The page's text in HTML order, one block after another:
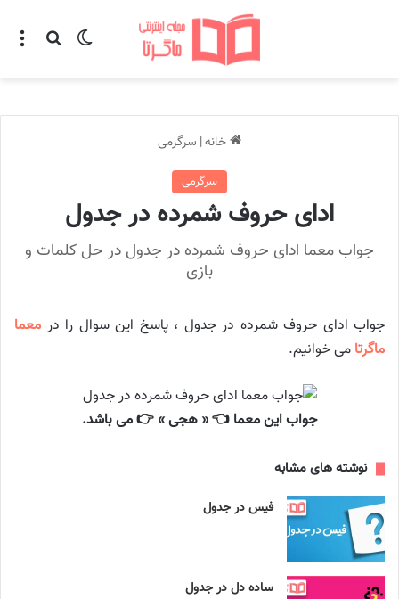
تغییر پوسته
خانه| سرگرمی
سرگرمی
ادای حروف شمرده در جدول
جواب معما ادای حروف شمرده در جدول در حل کلمات و
بازی
جواب ادای حروف شمرده در جدول ، پاسخ این سوال را در معما
ماگرتا می خوانیم.
جواب این معما 👈 « هجی » 👉 می باشد.
نوشته های مشابه
فیس در جدول
ساده دل در جدول